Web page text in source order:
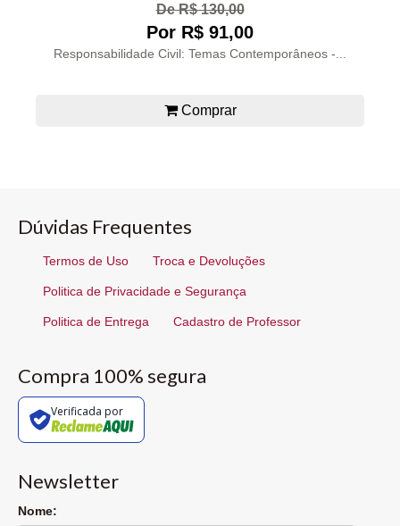
De R$ 130,00
Por R$ 91,00
Responsabilidade Civil: Temas Contemporâneos -...
Comprar
Dúvidas Frequentes
Termos de Uso Troca e Devoluções
Politica de Privacidade e Segurança
Politica de Entrega Cadastro de Professor
Compra 100% segura
Verificada por
Newsletter
Nome: